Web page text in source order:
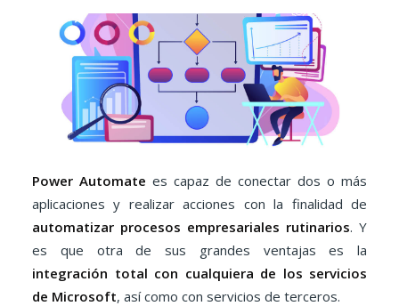
Power Automate es capaz de conectar dos o más
aplicaciones y realizar acciones con la finalidad de
automatizar procesos empresariales rutinarios. Y
es que otra de sus grandes ventajas es la
integración total con cualquiera de los servicios
de Microsoft, así como con servicios de terceros.